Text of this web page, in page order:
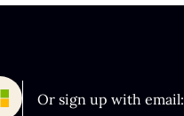
Or sign up with email: